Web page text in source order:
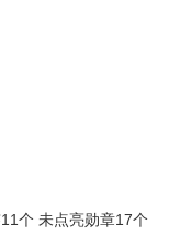
个 未点亮勋章17个